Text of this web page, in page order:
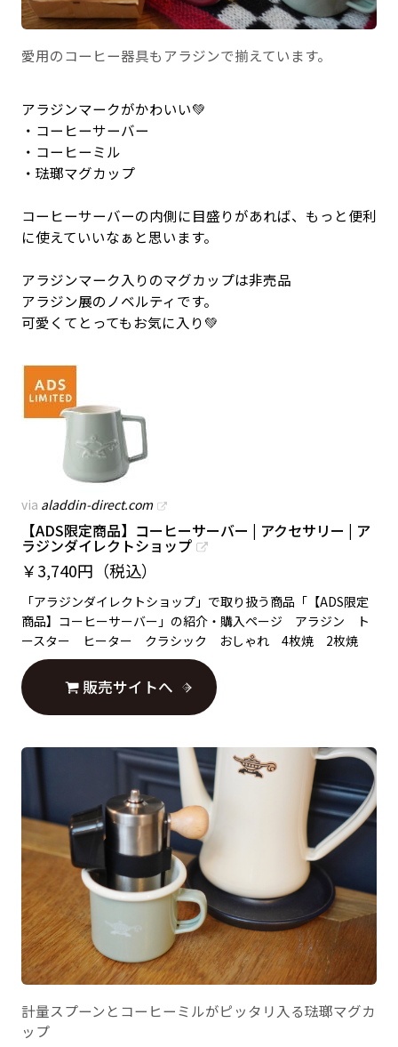
愛用のコーヒー器具もアラジンで揃えています。
アラジンマークがかわいい💚
・コーヒーサーバー
・コーヒーミル
・琺瑯マグカップ
コーヒーサーバーの内側に目盛りがあれば、もっと便利
に使えていいなぁと思います。
アラジンマーク入りのマグカップは非売品
アラジン展のノベルティです。
可愛くてとってもお気に入り💚
via aladdin-direct.com
【ADS限定商品】コーヒーサーバー | アクセサリー | ア
ラジンダイレクトショップ
￥3,740円（税込）
「アラジンダイレクトショップ」で取り扱う商品「【ADS限定
商品】コーヒーサーバー」の紹介・購入ページ アラジン ト
ースター ヒーター クラシック おしゃれ 4枚焼 2枚焼
販売サイトへ
計量スプーンとコーヒーミルがピッタリ入る琺瑯マグカ
ップ